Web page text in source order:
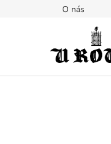
O nás